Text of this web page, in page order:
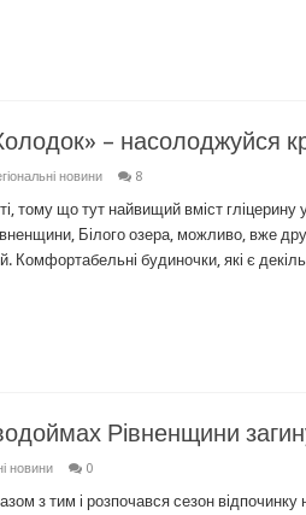
– насолоджуйся
новини 8
тому що тут найвищий вміст гліцерину
Білого озера, можливо, вже
Комфортабельні будиночки, які є
Рівненщини
новини 0
з тим і розпочався сезон